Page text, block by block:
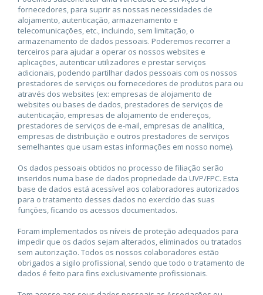
fornecedores, para suprir as nossas necessidades de
alojamento, autenticação, armazenamento e
telecomunicações, etc., incluindo, sem limitação, o
armazenamento de dados pessoais. Poderemos recorrer a
terceiros para ajudar a operar os nossos websites e
aplicações, autenticar utilizadores e prestar serviços
adicionais, podendo partilhar dados pessoais com os nossos
prestadores de serviços ou fornecedores de produtos para ou
através dos websites (ex: empresas de alojamento de
websites ou bases de dados, prestadores de serviços de
autenticação, empresas de alojamento de endereços,
prestadores de serviços de e-mail, empresas de analítica,
empresas de distribuição e outros prestadores de serviços
semelhantes que usam estas informações em nosso nome).
Os dados pessoais obtidos no processo de filiação serão
inseridos numa base de dados propriedade da UVP/FPC. Esta
base de dados está acessível aos colaboradores autorizados
para o tratamento desses dados no exercício das suas
funções, ficando os acessos documentados.
Foram implementados os níveis de proteção adequados para
impedir que os dados sejam alterados, eliminados ou tratados
sem autorização. Todos os nossos colaboradores estão
obrigados a sigilo profissional, sendo que todo o tratamento de
dados é feito para fins exclusivamente profissionais.